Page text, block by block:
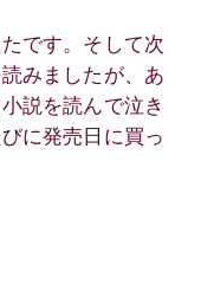
です。そして次
みましたが、あ
説を読んで泣き
に発売日に買っ